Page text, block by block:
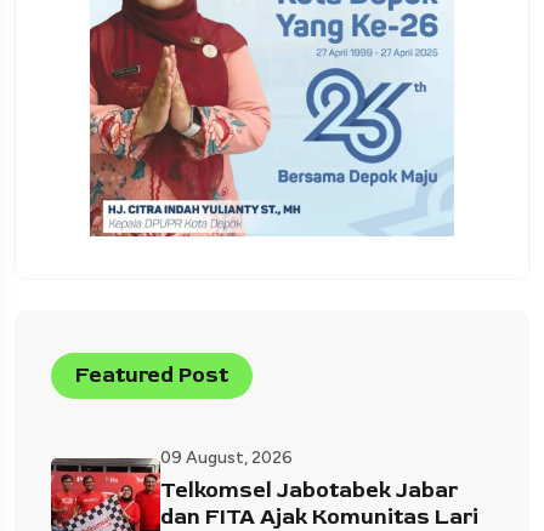
Featured Post
09 August, 2026
Telkomsel Jabotabek Jabar
dan FITA Ajak Komunitas Lari